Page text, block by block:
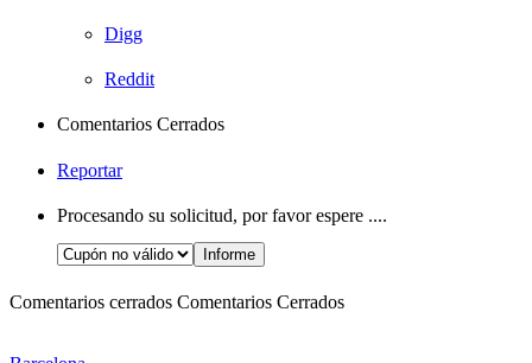
Digg
Reddit
Comentarios Cerrados
Reportar
Procesando su solicitud, por favor espere ....
Comentarios cerrados Comentarios Cerrados